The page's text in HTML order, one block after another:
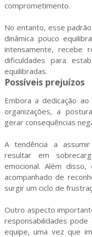
comprometimento.
No entanto, esse
dinâmica pouco
intensamente, recebe
dificuldades para
equilibradas.
Possíveis prejuízos
Embora a dedicação
organizações, a
gerar consequências
A tendência a
resultar em
emocional. Além
acompanhado de
surgir um ciclo de
Outro aspecto
responsabilidades
equipe, uma vez que